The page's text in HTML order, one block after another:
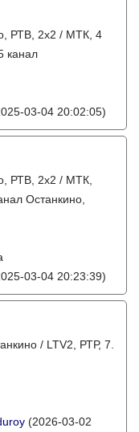
РТВ, 2х2 / МТК, 4
канал
03-04 20:02:05)
РТВ, 2х2 / МТК,
Останкино,
03-04 20:23:39)
/ LTV2, РТР, 7.
(2026-03-02